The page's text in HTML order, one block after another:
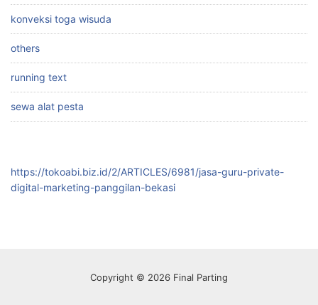
konveksi toga wisuda
others
running text
sewa alat pesta
https://tokoabi.biz.id/2/ARTICLES/6981/jasa-guru-private-
digital-marketing-panggilan-bekasi
Copyright © 2026 Final Parting